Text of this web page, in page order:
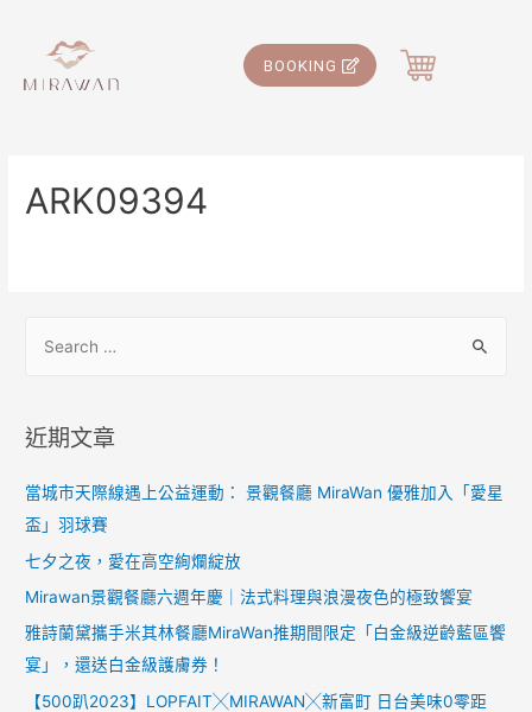
BOOKING
ARK09394
近期文章
當城市天際線遇上公益運動： 景觀餐廳 MiraWan 優雅加入「愛星
盃」羽球賽
七夕之夜，愛在高空絢爛綻放
Mirawan景觀餐廳六週年慶｜法式料理與浪漫夜色的極致饗宴
雅詩蘭黛攜手米其林餐廳MiraWan推期間限定「白金級逆齡藍區饗
宴」，還送白金級護膚券！
【500趴2023】LOPFAIT╳MIRAWAN╳新富町 日台美味0零距